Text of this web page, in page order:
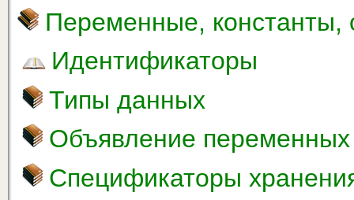
Переменные,
Идентификаторы
Типы данных
Объявление переменных
Спецификаторы